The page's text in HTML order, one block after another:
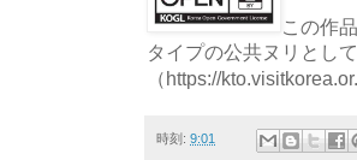
この作
タイプの公共ヌリとし
（https://
時刻: 9:01